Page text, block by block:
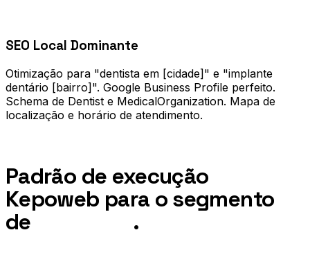
SEO Local Dominante
Otimização para "dentista em [cidade]" e "implante
dentário [bairro]". Google Business Profile perfeito.
Schema de Dentist e MedicalOrganization. Mapa de
localização e horário de atendimento.
Padrão de execução
Kepoweb para o segmento
de
.